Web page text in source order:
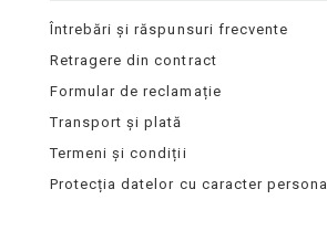
Întrebări și răspunsuri frecvente
Retragere din contract
Formular de reclamație
Transport și plată
Termeni și condiții
Protecția datelor cu caracter personal